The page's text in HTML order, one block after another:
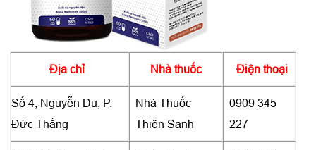
Địa chỉ Nhà thuốc Điện thoại
Số 4, Nguyễn Du, P.
Đức Thắng
Nhà Thuốc
Thiên Sanh
0909 345
227